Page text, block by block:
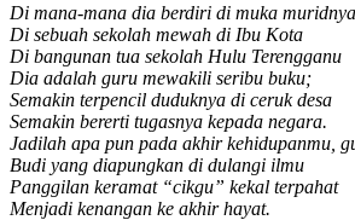
Di mana-mana dia berdiri di muka muridnya
Di sebuah sekolah mewah di Ibu Kota
Di bangunan tua sekolah Hulu Terengganu
Dia adalah guru mewakili seribu buku;
Semakin terpencil duduknya di ceruk desa
Semakin bererti tugasnya kepada negara.
Jadilah apa pun pada akhir kehidupanmu,
Budi yang diapungkan di dulangi ilmu
Panggilan keramat “cikgu” kekal terpahat
Menjadi kenangan ke akhir hayat.